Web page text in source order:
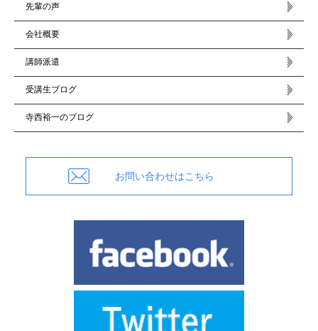
先輩の声
会社概要
講師派遣
受講生ブログ
寺西裕一のブログ
お問い合わせはこちら